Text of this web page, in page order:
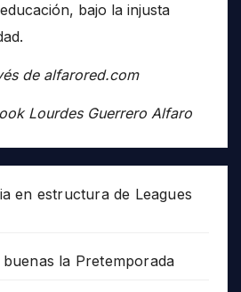
bajo la injusta
de alfarored.com
Lourdes Guerrero Alfaro
en estructura de Leagues
la Pretemporada